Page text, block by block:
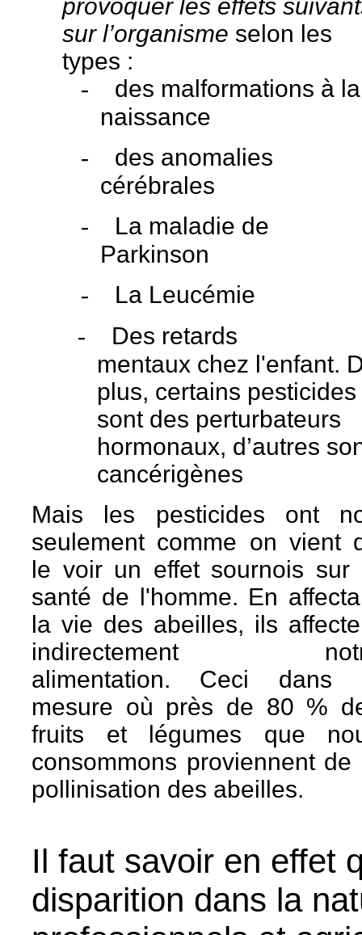
provoquer les effets
sur l’organisme selon les
types :
-
des malformations à la
naissance
-
des anomalies
cérébrales
-
La maladie de
Parkinson
- La Leucémie
-
Des retards
mentaux chez l'enfant.
plus, certains pesticides
sont des perturbateurs
hormonaux, d’autres
cancérigènes
Mais les pesticides ont
seulement comme on vient
le voir un effet sournois sur
santé de l'homme. En
la vie des abeilles, ils
indirectement
alimentation. Ceci dans
mesure où près de 80 %
fruits et légumes que
consommons proviennent de
pollinisation des abeilles.
Il faut savoir en effet
disparition dans la